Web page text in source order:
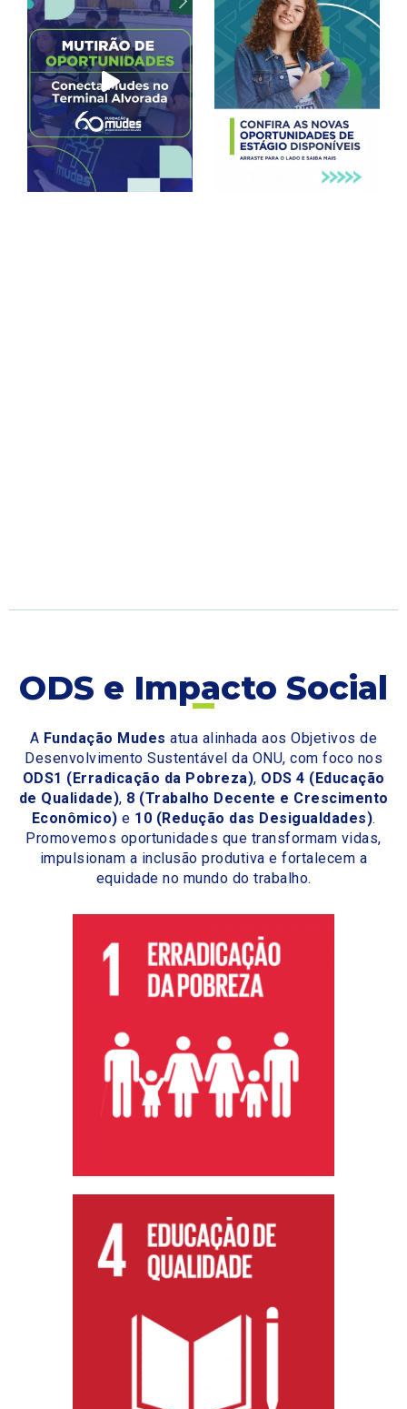
ODS e Impacto Social
A Fundação Mudes atua alinhada aos Objetivos de
Desenvolvimento Sustentável da ONU, com foco nos
ODS1 (Erradicação da Pobreza), ODS 4 (Educação
de Qualidade), 8 (Trabalho Decente e Crescimento
Econômico) e 10 (Redução das Desigualdades).
Promovemos oportunidades que transformam vidas,
impulsionam a inclusão produtiva e fortalecem a
equidade no mundo do trabalho.